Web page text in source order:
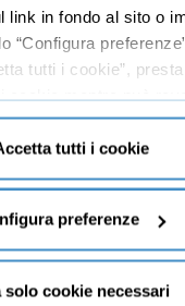
link in fondo al sito o
“Configura
tutti i cookie”,
cookie mentre può
“Usa solo cookie
cookie tecnici
tutti i cookie
preferenze
solo cookie necessari
tua mente, ti
ed eliminare la
26s